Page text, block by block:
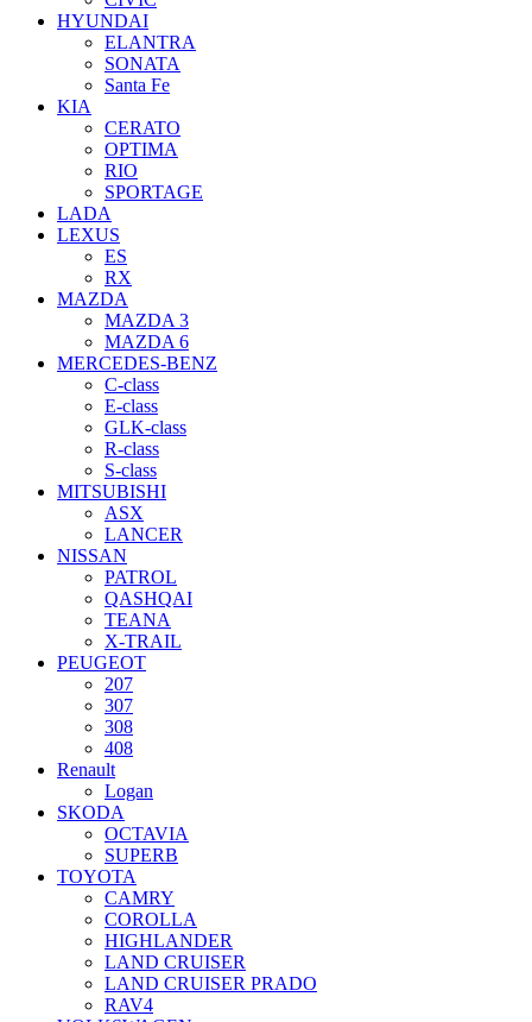
HYUNDAI
ELANTRA
SONATA
Santa Fe
KIA
CERATO
OPTIMA
RIO
SPORTAGE
LADA
LEXUS
ES
RX
MAZDA
MAZDA 3
MAZDA 6
MERCEDES-BENZ
C-class
E-class
GLK-class
R-class
S-class
MITSUBISHI
ASX
LANCER
NISSAN
PATROL
QASHQAI
TEANA
X-TRAIL
PEUGEOT
207
307
308
408
Renault
Logan
SKODA
OCTAVIA
SUPERB
TOYOTA
CAMRY
COROLLA
HIGHLANDER
LAND CRUISER
LAND CRUISER PRADO
RAV4